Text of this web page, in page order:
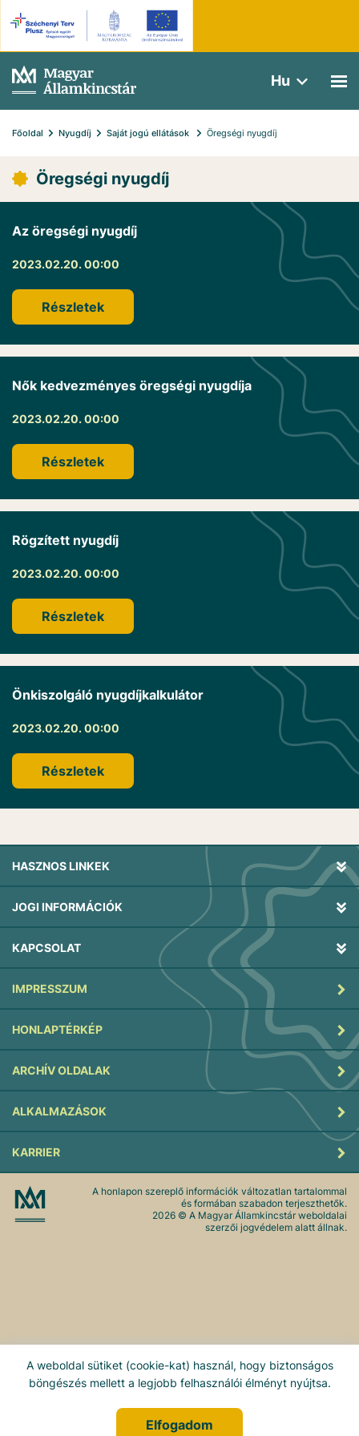
A weboldal sütiket (cookie-kat) használ, hogy biztonságos
böngészés mellett a legjobb felhasználói élményt nyújtsa.
Elfogadom
Hu
Főoldal Nyugdíj Saját jogú ellátások Öregségi nyugdíj
Öregségi nyugdíj
Az öregségi nyugdíj
2023.02.20. 00:00
Részletek
Nők kedvezményes öregségi nyugdíja
2023.02.20. 00:00
Részletek
Rögzített nyugdíj
2023.02.20. 00:00
Részletek
Önkiszolgáló nyugdíjkalkulátor
2023.02.20. 00:00
Részletek
HASZNOS LINKEK
JOGI INFORMÁCIÓK
KAPCSOLAT
IMPRESSZUM
HONLAPTÉRKÉP
ARCHÍV OLDALAK
ALKALMAZÁSOK
KARRIER
A honlapon szereplő információk változatlan tartalommal
és formában szabadon terjeszthetők.
2026 © A Magyar Államkincstár weboldalai
szerzői jogvédelem alatt állnak.